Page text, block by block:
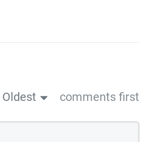
Oldest comments first